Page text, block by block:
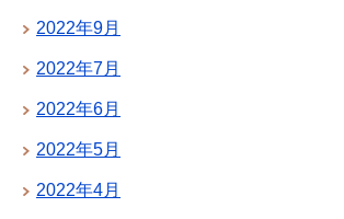
2022年9月
2022年7月
2022年6月
2022年5月
2022年4月